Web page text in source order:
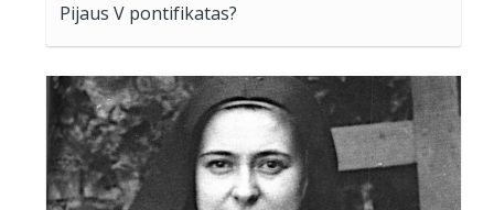
Pijaus V pontifikatas?